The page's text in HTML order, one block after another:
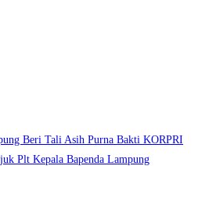
Beri Tali Asih Purna Bakti KORPRI
Plt Kepala Bapenda Lampung